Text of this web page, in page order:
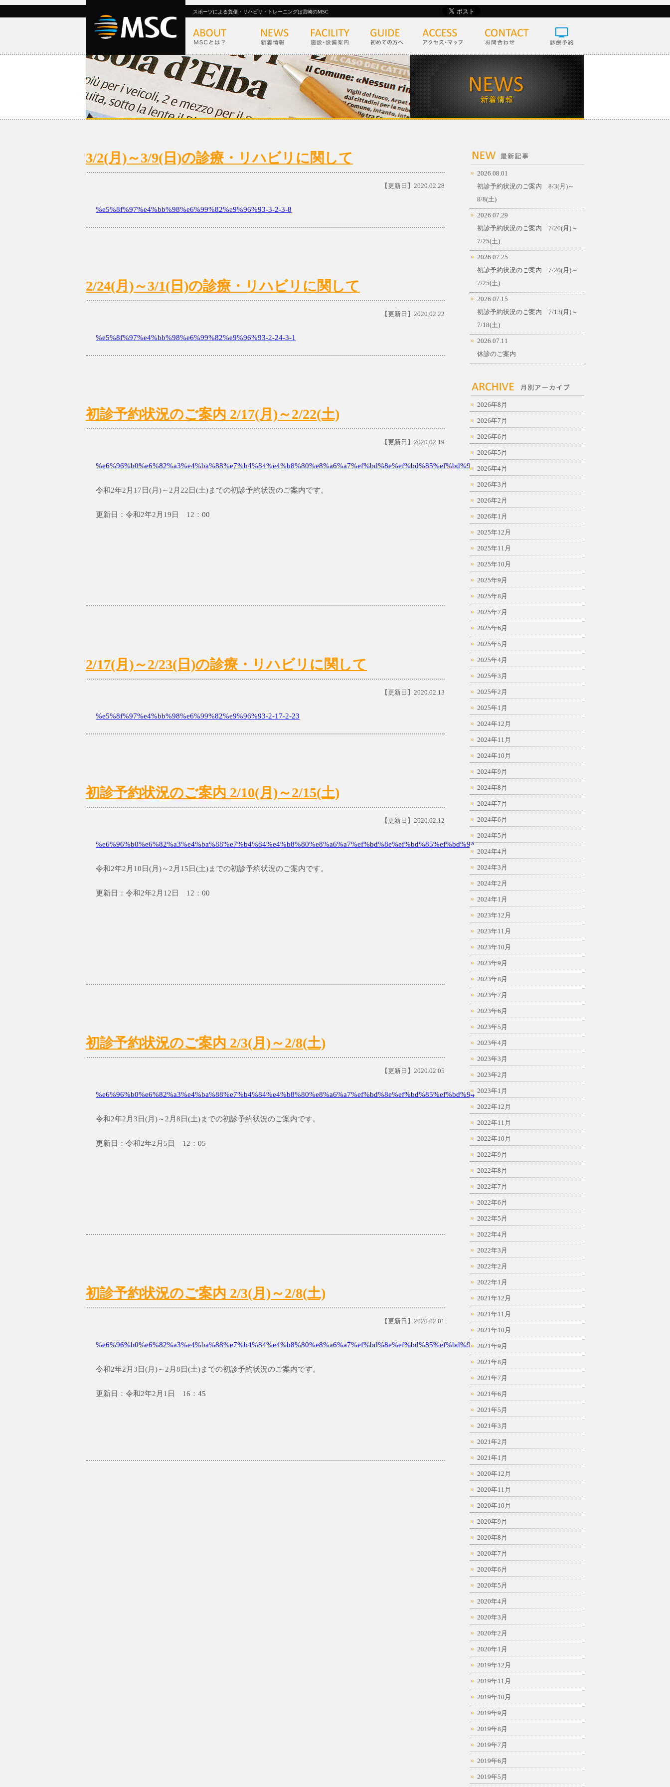
スポーツによる負傷・リハビリ・トレーニングは宮崎のMSC
3/2(月)～3/9(日)の診療・リハビリに関して
【更新日】2020.02.28
%e5%8f%97%e4%bb%98%e6%99%82%e9%96%93-3-2-3-8
2/24(月)～3/1(日)の診療・リハビリに関して
【更新日】2020.02.22
%e5%8f%97%e4%bb%98%e6%99%82%e9%96%93-2-24-3-1
初診予約状況のご案内 2/17(月)～2/22(土)
【更新日】2020.02.19
%e6%96%b0%e6%82%a3%e4%ba%88%e7%b4%84%e4%b8%80%e8%a6%a7%ef%bd%8e%ef%bd%85%ef%bd%94
令和2年2月17日(月)～2月22日(土)までの初診予約状況のご案内です。
更新日：令和2年2月19日 12：00
2/17(月)～2/23(日)の診療・リハビリに関して
【更新日】2020.02.13
%e5%8f%97%e4%bb%98%e6%99%82%e9%96%93-2-17-2-23
初診予約状況のご案内 2/10(月)～2/15(土)
【更新日】2020.02.12
%e6%96%b0%e6%82%a3%e4%ba%88%e7%b4%84%e4%b8%80%e8%a6%a7%ef%bd%8e%ef%bd%85%ef%bd%94
令和2年2月10日(月)～2月15日(土)までの初診予約状況のご案内です。
更新日：令和2年2月12日 12：00
初診予約状況のご案内 2/3(月)～2/8(土)
【更新日】2020.02.05
%e6%96%b0%e6%82%a3%e4%ba%88%e7%b4%84%e4%b8%80%e8%a6%a7%ef%bd%8e%ef%bd%85%ef%bd%94
令和2年2月3日(月)～2月8日(土)までの初診予約状況のご案内です。
更新日：令和2年2月5日 12：05
初診予約状況のご案内 2/3(月)～2/8(土)
【更新日】2020.02.01
%e6%96%b0%e6%82%a3%e4%ba%88%e7%b4%84%e4%b8%80%e8%a6%a7%ef%bd%8e%ef%bd%85%ef%bd%94
令和2年2月3日(月)～2月8日(土)までの初診予約状況のご案内です。
更新日：令和2年2月1日 16：45
2026.08.01
初診予約状況のご案内 8/3(月)～
8/8(土)
2026.07.29
初診予約状況のご案内 7/20(月)～
7/25(土)
2026.07.25
初診予約状況のご案内 7/20(月)～
7/25(土)
2026.07.15
初診予約状況のご案内 7/13(月)～
7/18(土)
2026.07.11
休診のご案内
2026年8月
2026年7月
2026年6月
2026年5月
2026年4月
2026年3月
2026年2月
2026年1月
2025年12月
2025年11月
2025年10月
2025年9月
2025年8月
2025年7月
2025年6月
2025年5月
2025年4月
2025年3月
2025年2月
2025年1月
2024年12月
2024年11月
2024年10月
2024年9月
2024年8月
2024年7月
2024年6月
2024年5月
2024年4月
2024年3月
2024年2月
2024年1月
2023年12月
2023年11月
2023年10月
2023年9月
2023年8月
2023年7月
2023年6月
2023年5月
2023年4月
2023年3月
2023年2月
2023年1月
2022年12月
2022年11月
2022年10月
2022年9月
2022年8月
2022年7月
2022年6月
2022年5月
2022年4月
2022年3月
2022年2月
2022年1月
2021年12月
2021年11月
2021年10月
2021年9月
2021年8月
2021年7月
2021年6月
2021年5月
2021年3月
2021年2月
2021年1月
2020年12月
2020年11月
2020年10月
2020年9月
2020年8月
2020年7月
2020年6月
2020年5月
2020年4月
2020年3月
2020年2月
2020年1月
2019年12月
2019年11月
2019年10月
2019年9月
2019年8月
2019年7月
2019年6月
2019年5月